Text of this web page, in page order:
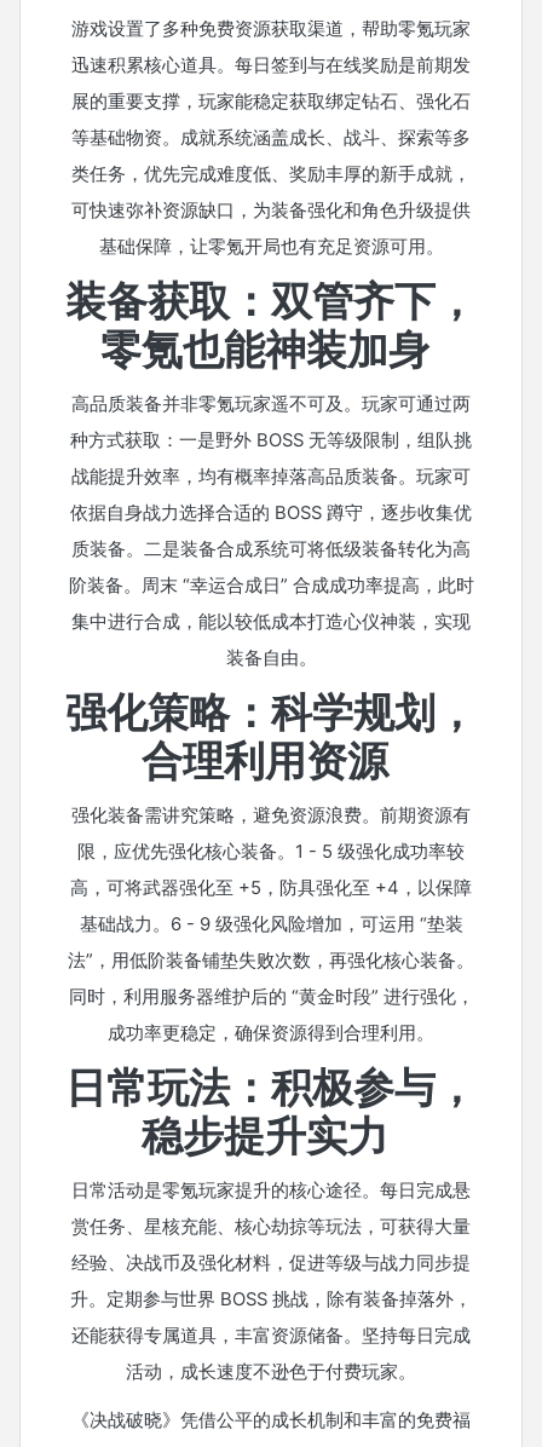
游戏设置了多种免费资源获取渠道，帮助零氪玩家
迅速积累核心道具。每日签到与在线奖励是前期发
展的重要支撑，玩家能稳定获取绑定钻石、强化石
等基础物资。成就系统涵盖成长、战斗、探索等多
类任务，优先完成难度低、奖励丰厚的新手成就，
可快速弥补资源缺口，为装备强化和角色升级提供
基础保障，让零氪开局也有充足资源可用。
装备获取：双管齐下，
零氪也能神装加身
高品质装备并非零氪玩家遥不可及。玩家可通过两
种方式获取：一是野外 BOSS 无等级限制，组队挑
战能提升效率，均有概率掉落高品质装备。玩家可
依据自身战力选择合适的 BOSS 蹲守，逐步收集优
质装备。二是装备合成系统可将低级装备转化为高
阶装备。周末 “幸运合成日” 合成成功率提高，此时
集中进行合成，能以较低成本打造心仪神装，实现
装备自由。
强化策略：科学规划，
合理利用资源
强化装备需讲究策略，避免资源浪费。前期资源有
限，应优先强化核心装备。1 - 5 级强化成功率较
高，可将武器强化至 +5，防具强化至 +4，以保障
基础战力。6 - 9 级强化风险增加，可运用 “垫装
法”，用低阶装备铺垫失败次数，再强化核心装备。
同时，利用服务器维护后的 “黄金时段” 进行强化，
成功率更稳定，确保资源得到合理利用。
日常玩法：积极参与，
稳步提升实力
日常活动是零氪玩家提升的核心途径。每日完成悬
赏任务、星核充能、核心劫掠等玩法，可获得大量
经验、决战币及强化材料，促进等级与战力同步提
升。定期参与世界 BOSS 挑战，除有装备掉落外，
还能获得专属道具，丰富资源储备。坚持每日完成
活动，成长速度不逊色于付费玩家。
《决战破晓》凭借公平的成长机制和丰富的免费福